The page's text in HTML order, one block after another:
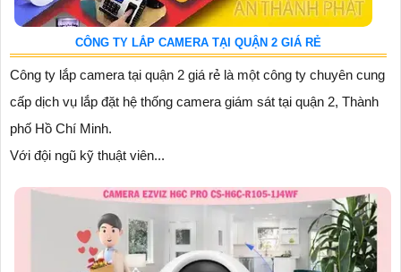
CÔNG TY LẮP CAMERA TẠI QUẬN 2 GIÁ RẺ
Công ty lắp camera tại quận 2 giá rẻ là một công ty chuyên cung
cấp dịch vụ lắp đặt hệ thống camera giám sát tại quận 2, Thành
phố Hồ Chí Minh.
Với đội ngũ kỹ thuật viên...